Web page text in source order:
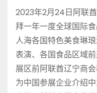
2023年2月24日阿联
拜一年一度全球国际
人海各国特色美食琳
表演、各国食品区域
展区前阿联酋辽宁商
为中国参展企业介绍